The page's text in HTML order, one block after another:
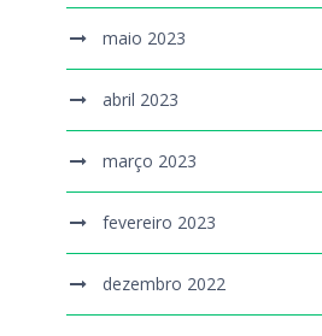
maio 2023
abril 2023
março 2023
fevereiro 2023
dezembro 2022